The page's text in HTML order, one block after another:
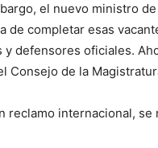
el nuevo ministro
de completar esas
y defensores oficiales.
Consejo de la